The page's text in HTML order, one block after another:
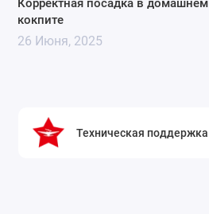
Корректная посадка в домашнем
кокпите
26 Июня, 2025
Техническая поддержка